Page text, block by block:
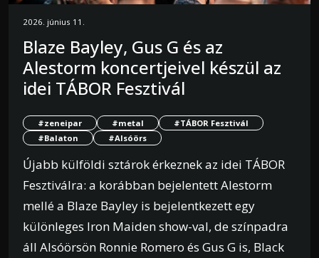
2026. június 11.
Blaze Bayley, Gus G és az
Alestorm koncertjeivel készül az
idei TÁBOR Fesztivál
#zeneipar #metal
#TÁBOR Fesztivál
#Balaton
#Alsóörs
Újabb külföldi sztárok érkeznek az idei TÁBOR
Fesztiválra: a korábban bejelentett Alestorm
mellé a Blaze Bayley is bejelentkezett egy
különleges Iron Maiden show-val, de színpadra
áll Alsóörsön Ronnie Romero és Gus G is, Black